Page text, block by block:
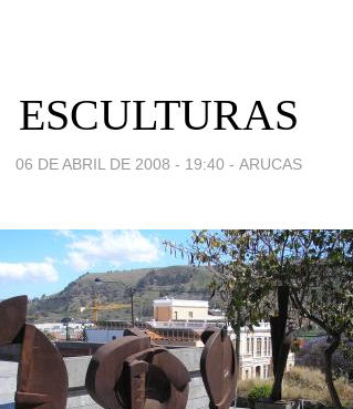
ESCULTURAS
06 DE ABRIL DE 2008 - 19:40 - ARUCAS